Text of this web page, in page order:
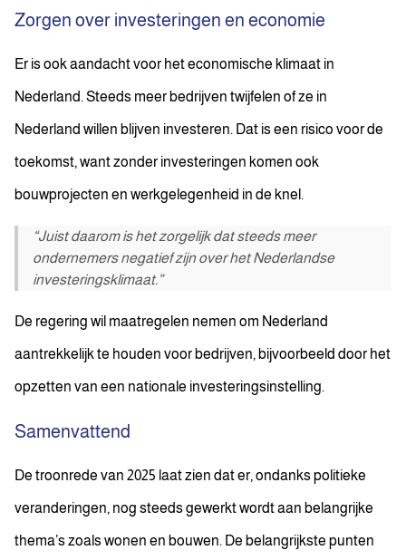
Zorgen over investeringen en economie
Er is ook aandacht voor het economische klimaat in
Nederland. Steeds meer bedrijven twijfelen of ze in
Nederland willen blijven investeren. Dat is een risico voor de
toekomst, want zonder investeringen komen ook
bouwprojecten en werkgelegenheid in de knel.
“Juist daarom is het zorgelijk dat steeds meer
ondernemers negatief zijn over het Nederlandse
investeringsklimaat.”
De regering wil maatregelen nemen om Nederland
aantrekkelijk te houden voor bedrijven, bijvoorbeeld door het
opzetten van een nationale investeringsinstelling.
Samenvattend
De troonrede van 2025 laat zien dat er, ondanks politieke
veranderingen, nog steeds gewerkt wordt aan belangrijke
thema’s zoals wonen en bouwen. De belangrijkste punten